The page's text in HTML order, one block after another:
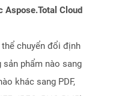
Aspose.Total Cloud
chuyển đổi định
phẩm nào sang
khác sang PDF,